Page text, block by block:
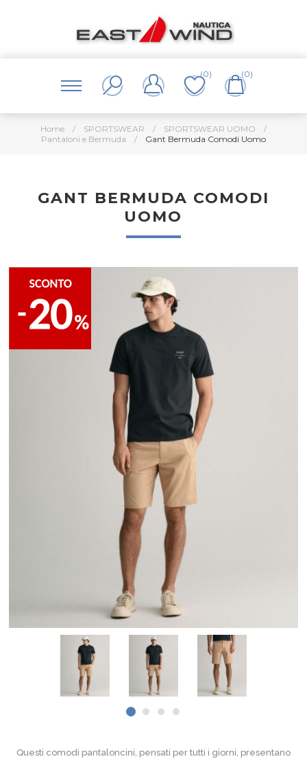
(0) (0)
Home / SPORTSWEAR / SPORTSWEAR UOMO
/
Pantaloni e Bermuda
/ Gant Bermuda Comodi Uomo
GANT BERMUDA COMODI
UOMO
Questi comodi pantaloncini, pensati per tutti i giorni, presentano